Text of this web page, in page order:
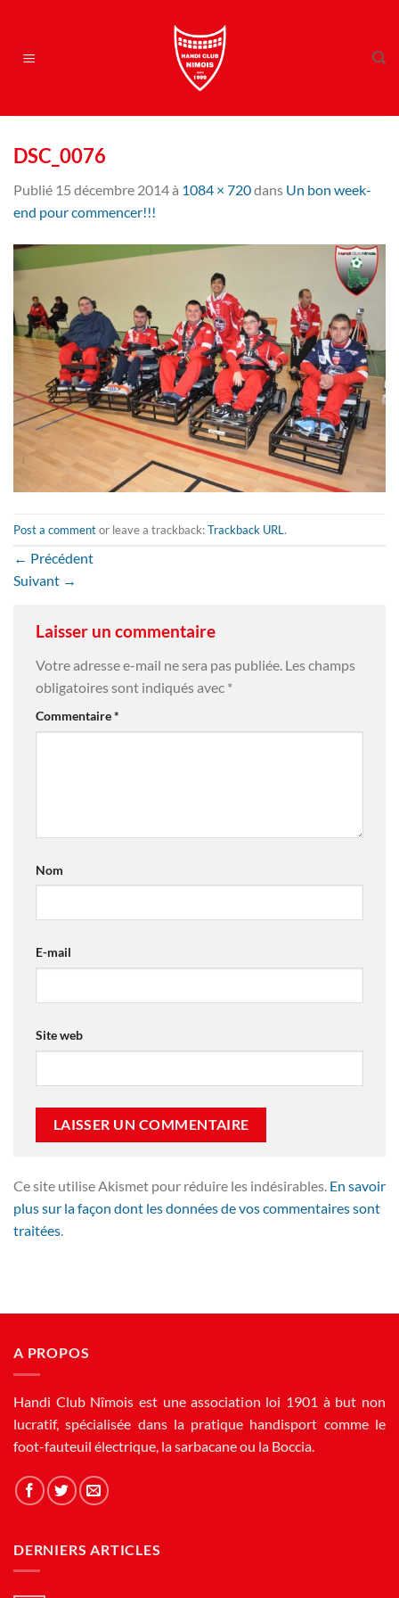
contenu
DSC_0076
Publié 15 décembre 2014à 1084 × 720dans Un bon week-
end pour commencer!!!
Post a commentor leave a trackback:Trackback URL.
← Précédent
Suivant →
Laisser un commentaire
Votre adresse e-mail ne sera pas publiée. Les champs
obligatoires sont indiqués avec *
Commentaire*
Nom
E-mail
Site web
Ce site utilise Akismet pour réduire les indésirables. En savoir
plus sur la façon dont les données de vos commentaires sont
traitées.
A PROPOS
Handi Club Nîmois est une association loi 1901 à but non
lucratif, spécialisée dans la pratique handisport comme le
foot-fauteuil électrique, la sarbacane ou la Boccia.
DERNIERS ARTICLES